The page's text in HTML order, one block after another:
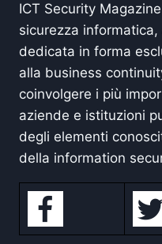
ICT Security
sicurezza
dedicata in forma
alla business
coinvolgere i più
aziende e istituzioni
degli elementi
della information